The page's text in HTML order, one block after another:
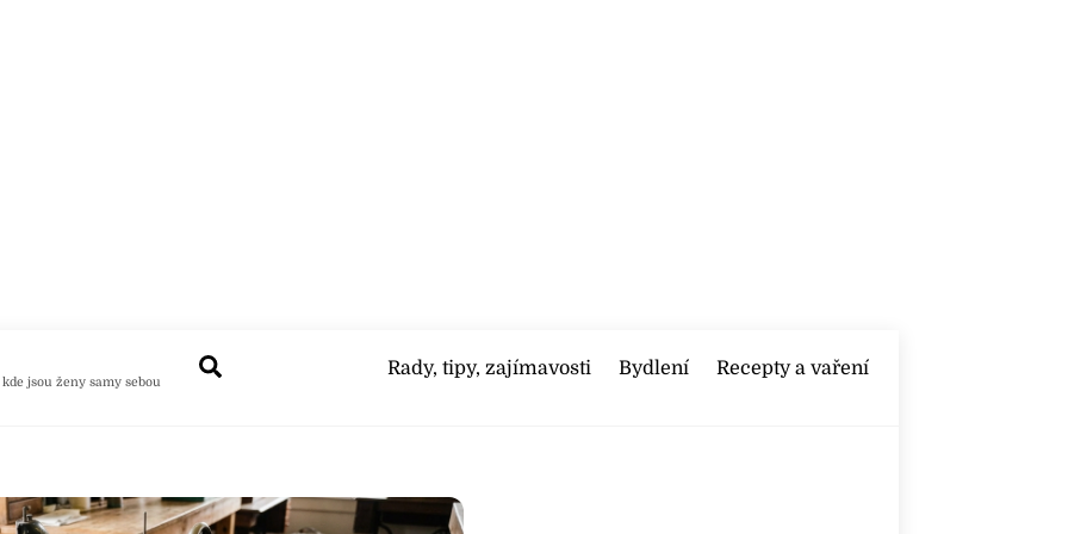
kde jsou ženy samy sebou
Rady, tipy, zajímavosti Bydlení Recepty a vaření